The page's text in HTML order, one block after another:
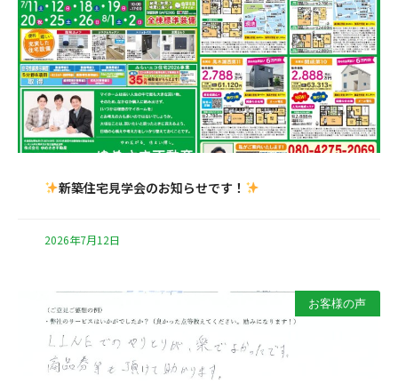
新築住宅見学会のお知らせです！
2026年7月12日
お客様の声